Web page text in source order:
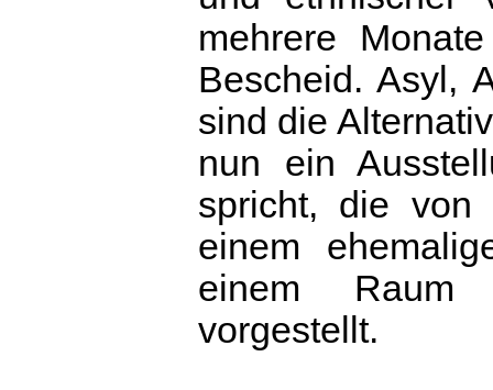
mehrere
Bescheid. Asyl,
sind die
nun ein
spricht, die von
einem
einem Raum
vorgestellt.